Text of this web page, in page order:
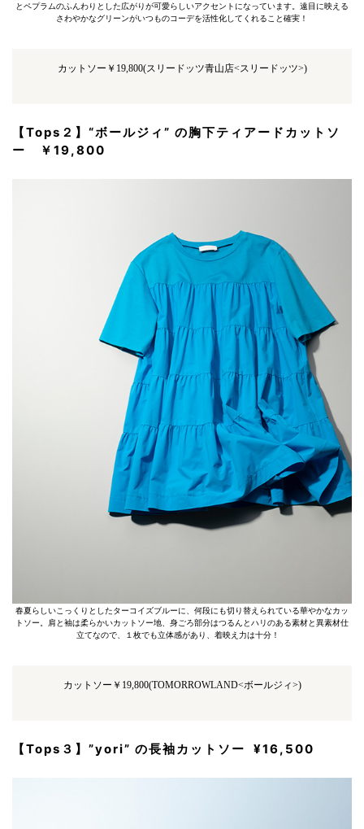
とペプラムのふんわりとした広がりが可愛らしいアクセントになっています。遠目に映える
さわやかなグリーンがいつものコーデを活性化してくれること確実！
カットソー￥19,800(スリードッツ青山店<スリードッツ>)
【Tops２】“ボールジィ” の胸下ティアードカットソ
ー ￥19,800
春夏らしいこっくりとしたターコイズブルーに、何段にも切り替えられている華やかなカッ
トソー。肩と袖は柔らかいカットソー地、身ごろ部分はつるんとハリのある素材と異素材仕
立てなので、１枚でも立体感があり、着映え力は十分！
カットソー￥19,800(TOMORROWLAND<ボールジィ>)
【Tops３】”yori” の長袖カットソー ¥16,500